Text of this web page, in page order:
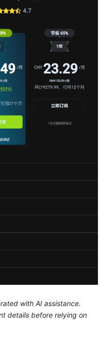
with AI assistance.
details before relying on